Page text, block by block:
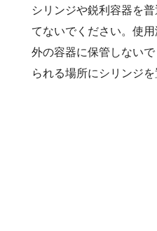
シリンジや鋭利容器を
てないでください。使
外の容器に保管しない
られる場所にシリンジを